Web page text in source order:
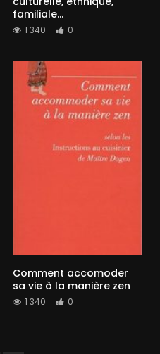
familiale…
1 340 0
Comment accomoder
sa vie à la manière zen
1 340 0